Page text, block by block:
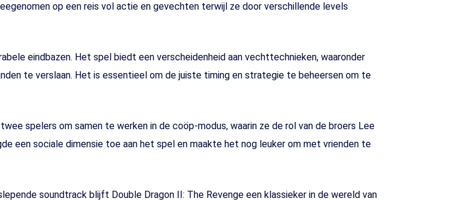
op een reis vol actie en gevechten terwijl ze door verschillende levels
eindbazen. Het spel biedt een verscheidenheid aan vechttechnieken, waaronder
te verslaan. Het is essentieel om de juiste timing en strategie te beheersen om te
spelers om samen te werken in de coöp-modus, waarin ze de rol van de broers Lee
een sociale dimensie toe aan het spel en maakte het nog leuker om met vrienden te
soundtrack blijft Double Dragon II: The Revenge een klassieker in de wereld van